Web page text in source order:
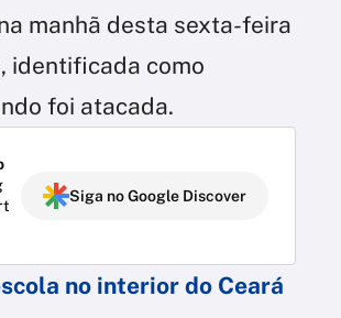
manhã desta sexta-feira
identificada como
foi atacada.
Siga no Google Discover
no interior do Ceará